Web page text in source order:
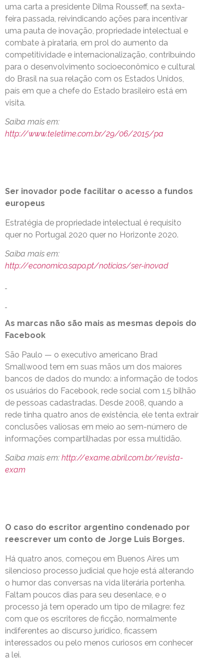
uma carta a presidente Dilma Rousseff, na sexta-
feira passada, reivindicando ações para incentivar
uma pauta de inovação, propriedade intelectual e
combate à pirataria, em prol do aumento da
competitividade e internacionalização, contribuindo
para o desenvolvimento socioeconômico e cultural
do Brasil na sua relação com os Estados Unidos,
país em que a chefe do Estado brasileiro está em
visita.
Saiba mais em:
http://www.teletime.com.br/29/06/2015/pa
Ser inovador pode facilitar o acesso a fundos
europeus
Estratégia de propriedade intelectual é requisito
quer no Portugal 2020 quer no Horizonte 2020.
Saiba mais em:
http://economico.sapo.pt/noticias/ser-inovad
As marcas não são mais as mesmas depois do
Facebook
São Paulo — o executivo americano Brad
Smallwood tem em suas mãos um dos maiores
bancos de dados do mundo: a informação de todos
os usuários do Facebook, rede social com 1,5 bilhão
de pessoas cadastradas. Desde 2008, quando a
rede tinha quatro anos de existência, ele tenta extrair
conclusões valiosas em meio ao sem-número de
informações compartilhadas por essa multidão.
Saiba mais em: http://exame.abril.com.br/revista-
exam
O caso do escritor argentino condenado por
reescrever um conto de Jorge Luis Borges.
Há quatro anos, começou em Buenos Aires um
silencioso processo judicial que hoje está alterando
o humor das conversas na vida literária portenha.
Faltam poucos dias para seu desenlace, e o
processo já tem operado um tipo de milagre: fez
com que os escritores de ficção, normalmente
indiferentes ao discurso jurídico, ficassem
interessados ou pelo menos curiosos em conhecer
a lei.